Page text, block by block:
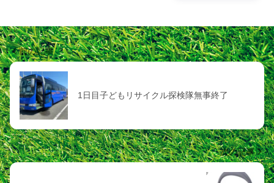
前の記事
1日目子どもリサイクル探検隊無事終了
次の記事